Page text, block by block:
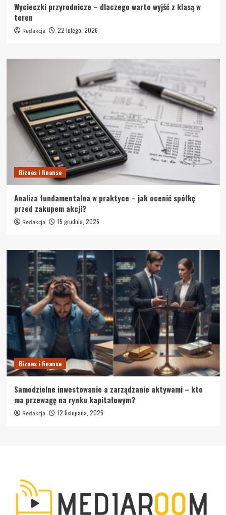
Wycieczki przyrodnicze – dlaczego warto wyjść z klasą w
teren
Redakcja 22 lutego, 2026
Biznes i finanse
Analiza fundamentalna w praktyce – jak ocenić spółkę
przed zakupem akcji?
Redakcja 15 grudnia, 2025
Biznes i finanse
Samodzielne inwestowanie a zarządzanie aktywami – kto
ma przewagę na rynku kapitałowym?
Redakcja 12 listopada, 2025